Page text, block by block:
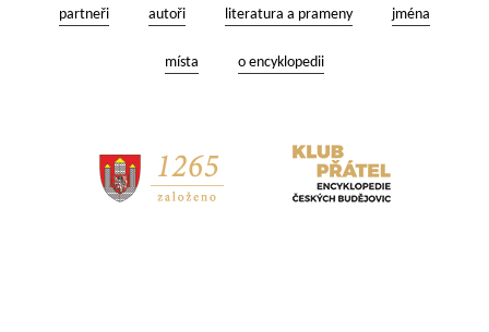
partneři autoři literatura a prameny jména
místa o encyklopedii